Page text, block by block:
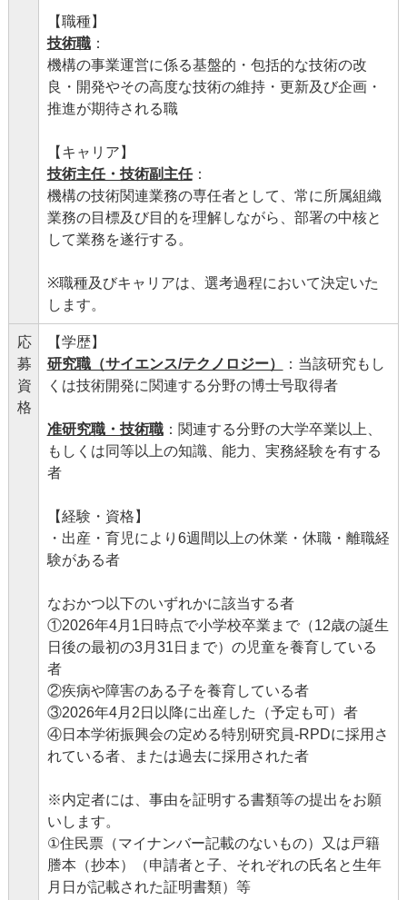
【職種】
技術職：
機構の事業運営に係る基盤的・包括的な技術の改
良・開発やその高度な技術の維持・更新及び企画・
推進が期待される職
【キャリア】
技術主任・技術副主任：
機構の技術関連業務の専任者として、常に所属組織
業務の目標及び目的を理解しながら、部署の中核と
して業務を遂行する。
※職種及びキャリアは、選考過程において決定いた
します。
応
募
資
格
【学歴】
研究職（サイエンス/テクノロジー）
：当該研究もし
くは技術開発に関連する分野の博士号取得者
准研究職・技術職：関連する分野の大学卒業以上、
もしくは同等以上の知識、能力、実務経験を有する
者
【経験・資格】
・出産・育児により6週間以上の休業・休職・離職経
験がある者
なおかつ以下のいずれかに該当する者
①2026年4月1日時点で小学校卒業まで（12歳の誕生
日後の最初の3月31日まで）の児童を養育している
者
②疾病や障害のある子を養育している者
③2026年4月2日以降に出産した（予定も可）者
④日本学術振興会の定める特別研究員-RPDに採用さ
れている者、または過去に採用された者
※内定者には、事由を証明する書類等の提出をお願
いします。
①住民票（マイナンバー記載のないもの）又は戸籍
謄本（抄本）（申請者と子、それぞれの氏名と生年
月日が記載された証明書類）等